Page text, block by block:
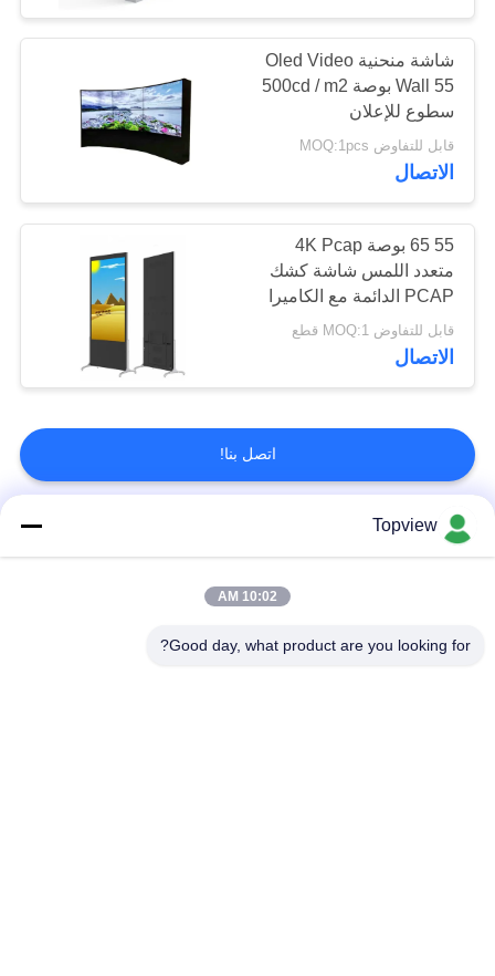
شاشة منحنية Oled Video
Wall 55 بوصة 500cd / m2
سطوع للإعلان
قابل للتفاوض MOQ:1pcs
الاتصال
55 65 بوصة 4K Pcap
متعدد اللمس شاشة كشك
PCAP الدائمة مع الكاميرا
قابل للتفاوض MOQ:1 قطع
الاتصال
اتصل بنا!
فئات شعبية
الإشارات الرقمية
Topview
10:02 AM
Good day, what product are you looking for?